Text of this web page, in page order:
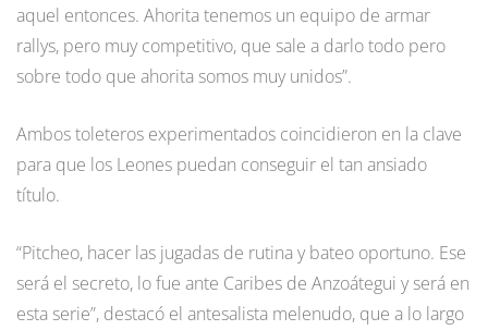
aquel entonces. Ahorita tenemos un equipo de armar
rallys, pero muy competitivo, que sale a darlo todo pero
sobre todo que ahorita somos muy unidos”.
Ambos toleteros experimentados coincidieron en la clave
para que los Leones puedan conseguir el tan ansiado
título.
“Pitcheo, hacer las jugadas de rutina y bateo oportuno. Ese
será el secreto, lo fue ante Caribes de Anzoátegui y será en
esta serie”, destacó el antesalista melenudo, que a lo largo